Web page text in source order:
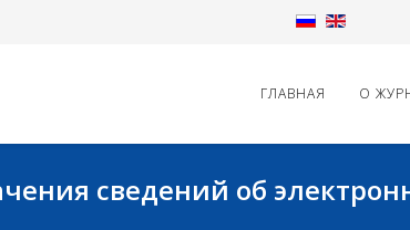
ГЛАВНАЯ О
сведений об